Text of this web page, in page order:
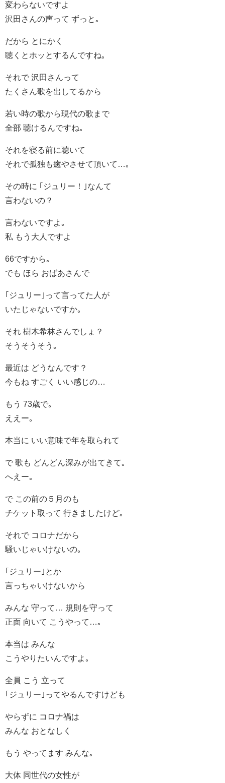
変わらないですよ
沢田さんの声って ずっと｡
だから とにかく
聴くとホッとするんですね｡
それで 沢田さんって
たくさん歌を出してるから
若い時の歌から現代の歌まで
全部 聴けるんですね｡
それを寝る前に聴いて
それで孤独も癒やさせて頂いて…｡
その時に ｢ジュリー！｣なんて
言わないの？
言わないですよ｡
私 もう大人ですよ
66ですから｡
でも ほら おばあさんで
｢ジュリー｣って言ってた人が
いたじゃないですか｡
それ 樹木希林さんでしょ？
そうそうそう｡
最近は どうなんです？
今もね すごく いい感じの…
もう 73歳で｡
ええー｡
本当に いい意味で年を取られて
で 歌も どんどん深みが出てきて｡
へえー｡
で この前の５月のも
チケット取って 行きましたけど｡
それで コロナだから
騒いじゃいけないの｡
｢ジュリー｣とか
言っちゃいけないから
みんな 守って… 規則を守って
正面 向いて こうやって…｡
本当は みんな
こうやりたいんですよ｡
全員 こう 立って
｢ジュリー｣ってやるんですけども
やらずに コロナ禍は
みんな おとなしく
もう やってます みんな｡
大体 同世代の女性が